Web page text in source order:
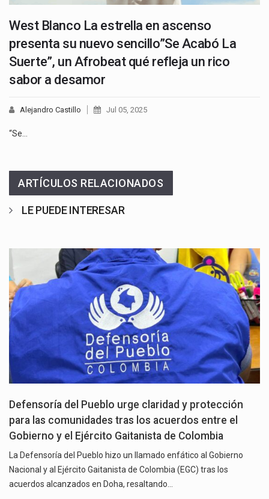
West Blanco La estrella en ascenso
presenta su nuevo sencillo”Se Acabó La
Suerte”, un Afrobeat qué refleja un rico
sabor a desamor
Alejandro Castillo Jul 05, 2025
“Se…
ARTÍCULOS RELACIONADOS
LE PUEDE INTERESAR
Defensoría del Pueblo urge claridad y protección
para las comunidades tras los acuerdos entre el
Gobierno y el Ejército Gaitanista de Colombia
La Defensoría del Pueblo hizo un llamado enfático al Gobierno
Nacional y al Ejército Gaitanista de Colombia (EGC) tras los
acuerdos alcanzados en Doha, resaltando…